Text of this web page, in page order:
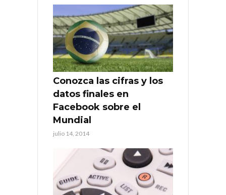
Conozca las cifras y los
datos finales en
Facebook sobre el
Mundial
julio 14, 2014